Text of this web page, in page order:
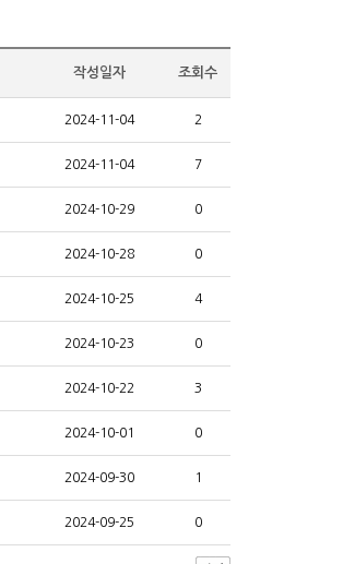
작성일자 조회수
2024-11-04 2
2024-11-04 7
2024-10-29 0
2024-10-28 0
2024-10-25 4
2024-10-23 0
2024-10-22 3
2024-10-01 0
2024-09-30 1
2024-09-25 0